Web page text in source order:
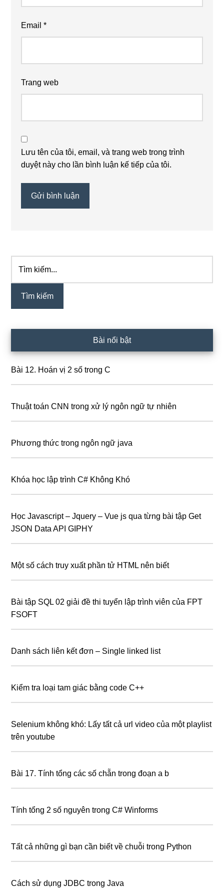
Email*
Trang web
Lưu tên của tôi, email, và trang web trong trình
duyệt này cho lần bình luận kế tiếp của tôi.
Sidebar
chính
kiếm...
Bài nổi bật
Bài 12. Hoán vị 2 số trong C
Thuật toán CNN trong xử lý ngôn ngữ tự nhiên
Phương thức trong ngôn ngữ java
Khóa học lập trình C# Không Khó
Học Javascript – Jquery – Vue js qua từng bài tập Get
JSON Data API GIPHY
Một số cách truy xuất phần tử HTML nên biết
Bài tập SQL 02 giải đề thi tuyển lập trình viên của FPT
FSOFT
Danh sách liên kết đơn – Single linked list
Kiểm tra loại tam giác bằng code C++
Selenium không khó: Lấy tất cả url video của một playlist
trên youtube
Bài 17. Tính tổng các số chẵn trong đoạn a b
Tính tổng 2 số nguyên trong C# Winforms
Tất cả những gì bạn cần biết về chuỗi trong Python
Cách sử dụng JDBC trong Java